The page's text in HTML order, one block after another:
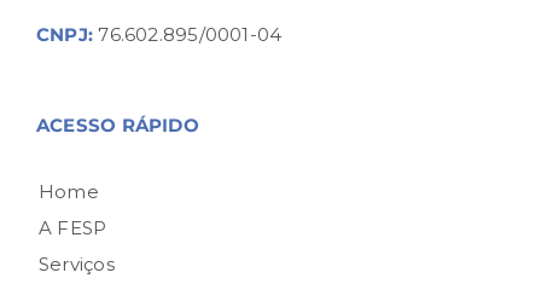
CNPJ: 76.602.895/0001-04
ACESSO RÁPIDO
Home
A FESP
Serviços